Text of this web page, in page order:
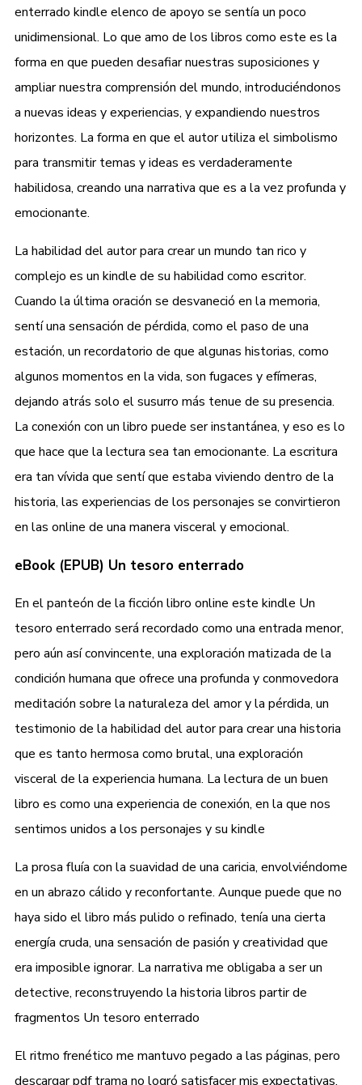
enterrado kindle elenco de apoyo se sentía un poco
unidimensional. Lo que amo de los libros como este es la
forma en que pueden desafiar nuestras suposiciones y
ampliar nuestra comprensión del mundo, introduciéndonos
a nuevas ideas y experiencias, y expandiendo nuestros
horizontes. La forma en que el autor utiliza el simbolismo
para transmitir temas y ideas es verdaderamente
habilidosa, creando una narrativa que es a la vez profunda y
emocionante.
La habilidad del autor para crear un mundo tan rico y
complejo es un kindle de su habilidad como escritor.
Cuando la última oración se desvaneció en la memoria,
sentí una sensación de pérdida, como el paso de una
estación, un recordatorio de que algunas historias, como
algunos momentos en la vida, son fugaces y efímeras,
dejando atrás solo el susurro más tenue de su presencia.
La conexión con un libro puede ser instantánea, y eso es lo
que hace que la lectura sea tan emocionante. La escritura
era tan vívida que sentí que estaba viviendo dentro de la
historia, las experiencias de los personajes se convirtieron
en las online de una manera visceral y emocional.
eBook (EPUB) Un tesoro enterrado
En el panteón de la ficción libro online​ este kindle Un
tesoro enterrado será recordado como una entrada menor,
pero aún así convincente, una exploración matizada de la
condición humana que ofrece una profunda y conmovedora
meditación sobre la naturaleza del amor y la pérdida, un
testimonio de la habilidad del autor para crear una historia
que es tanto hermosa como brutal, una exploración
visceral de la experiencia humana. La lectura de un buen
libro es como una experiencia de conexión, en la que nos
sentimos unidos a los personajes y su kindle
La prosa fluía con la suavidad de una caricia, envolviéndome
en un abrazo cálido y reconfortante. Aunque puede que no
haya sido el libro más pulido o refinado, tenía una cierta
energía cruda, una sensación de pasión y creatividad que
era imposible ignorar. La narrativa me obligaba a ser un
detective, reconstruyendo la historia libros partir de
fragmentos Un tesoro enterrado
El ritmo frenético me mantuvo pegado a las páginas, pero
descargar pdf trama no logró satisfacer mis expectativas.